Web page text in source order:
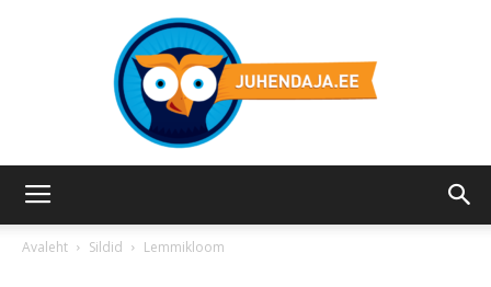
Avaleht Sildid Lemmikloom